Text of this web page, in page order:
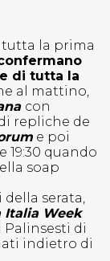
la prima
di tutta la
al mattino,
con
repliche de
e poi
19:30 quando
soap
serata,
Italia Week
Palinsesti di
indietro di